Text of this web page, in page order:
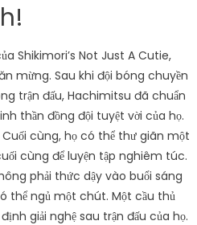
Shikimori’s Not Just A Cutie,
mừng. Sau khi đội bóng chuyền
trận đấu, Hachimitsu đã chuẩn
thần đồng đội tuyệt vời của họ.
Cuối cùng, họ có thể thư giãn một
cùng để luyện tập nghiêm túc.
phải thức dậy vào buổi sáng
thể ngủ một chút. Một cầu thủ
giải nghệ sau trận đấu của họ.